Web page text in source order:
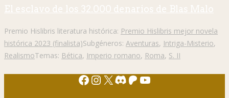
El esclavo de los 32.000 denarios de Blas Malo
Premio Hislibris literatura histórica: Premio Hislibris mejor novela
histórica 2023 (finalista)Subgéneros: Aventuras, Intriga-Misterio,
RealismoTemas: Bética, Imperio romano, Roma, S. II
Facebook
Instagram
X Discord
Patreon
YouTube